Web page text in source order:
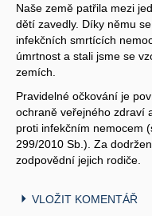
Naše země patřila mezi
dětí zavedly. Díky němu
infekčních smrtících
úmrtnost a stali jsme se
zemích.
Pravidelné očkování je
ochraně veřejného zdraví
proti infekčním nemocem
299/2010 Sb.). Za
zodpovědní jejich rodiče.
VLOŽIT KOMENTÁŘ